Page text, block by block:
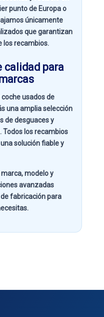
punto de Europa o
únicamente
que garantizan
los recambios.
calidad para
usados de
una amplia selección
de desguaces y
Todos los recambios
solución fiable y
marca, modelo y
avanzadas
fabricaciónpara